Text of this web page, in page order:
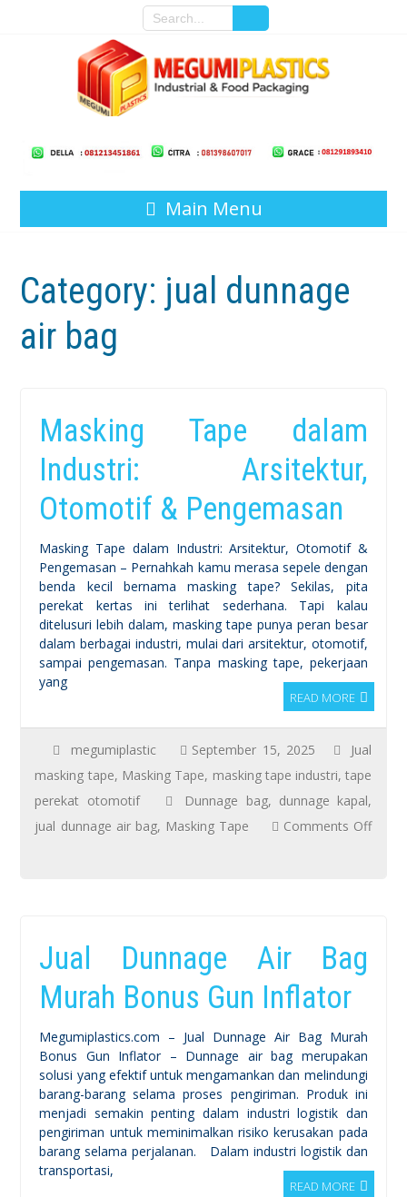
Main Menu
Category: jual dunnage
air bag
Masking Tape dalam
Industri: Arsitektur,
Otomotif & Pengemasan
Masking Tape dalam Industri: Arsitektur, Otomotif &
Pengemasan – Pernahkah kamu merasa sepele dengan
benda kecil bernama masking tape? Sekilas, pita
perekat kertas ini terlihat sederhana. Tapi kalau
ditelusuri lebih dalam, masking tape punya peran besar
dalam berbagai industri, mulai dari arsitektur, otomotif,
sampai pengemasan. Tanpa masking tape, pekerjaan
yang
READ MORE
megumiplastic September 15, 2025
Jual
masking tape, Masking Tape, masking tape industri,tape
perekat otomotif
Dunnage bag, dunnage kapal,
jual dunnage air bag, Masking Tape
Comments Off
Industri:
Otomotif
&
Pengemasan
Jual Dunnage Air Bag
Murah Bonus Gun Inflator
Megumiplastics.com – Jual Dunnage Air Bag Murah
Bonus Gun Inflator – Dunnage air bag merupakan
solusi yang efektif untuk mengamankan dan melindungi
barang-barang selama proses pengiriman. Produk ini
menjadi semakin penting dalam industri logistik dan
pengiriman untuk meminimalkan risiko kerusakan pada
barang selama perjalanan. Dalam industri logistik dan
transportasi,
READ MORE